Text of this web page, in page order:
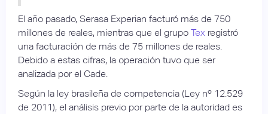
El año pasado, Serasa Experian facturó más de 750
millones de reales, mientras que el grupo Tex registró
una facturación de más de 75 millones de reales.
Debido a estas cifras, la operación tuvo que ser
analizada por el Cade.
Según la ley brasileña de competencia (Ley nº 12.529
de 2011), el análisis previo por parte de la autoridad es